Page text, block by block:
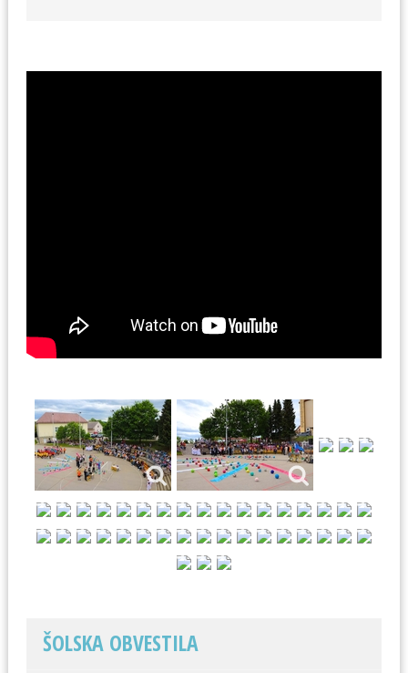
ŠOLSKA OBVESTILA